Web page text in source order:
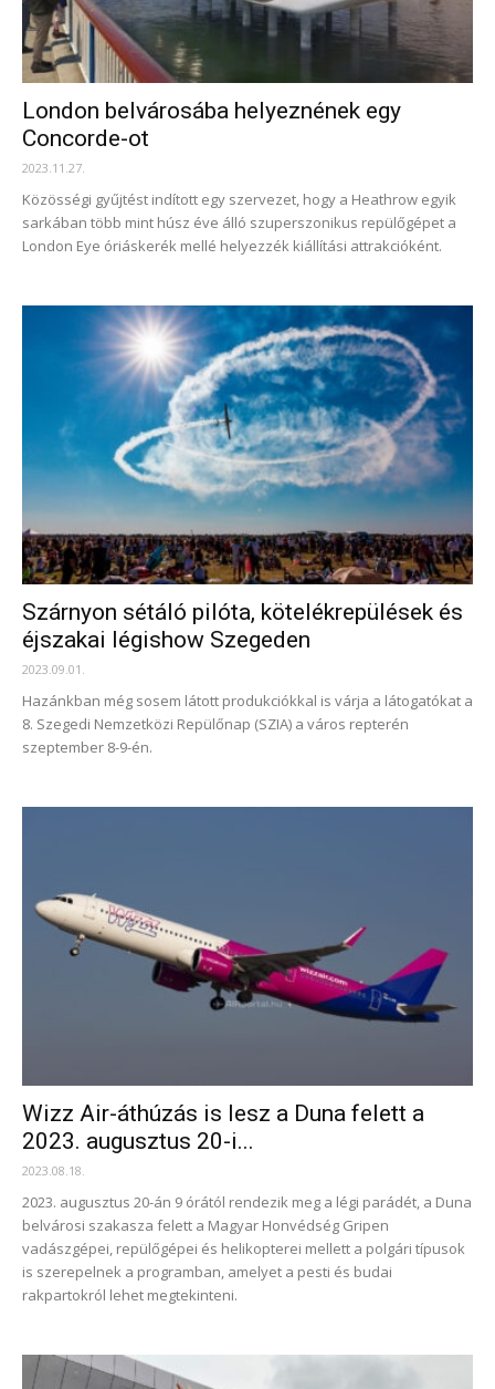
London belvárosába helyeznének egy
Concorde-ot
2023.11.27.
Közösségi gyűjtést indított egy szervezet, hogy a Heathrow egyik
sarkában több mint húsz éve álló szuperszonikus repülőgépet a
London Eye óriáskerék mellé helyezzék kiállítási attrakcióként.
Szárnyon sétáló pilóta, kötelékrepülések és
éjszakai légishow Szegeden
2023.09.01.
Hazánkban még sosem látott produkciókkal is várja a látogatókat a
8. Szegedi Nemzetközi Repülőnap (SZIA) a város repterén
szeptember 8-9-én.
Wizz Air-áthúzás is lesz a Duna felett a
2023. augusztus 20-i...
2023.08.18.
2023. augusztus 20-án 9 órától rendezik meg a légi parádét, a Duna
belvárosi szakasza felett a Magyar Honvédség Gripen
vadászgépei, repülőgépei és helikopterei mellett a polgári típusok
is szerepelnek a programban, amelyet a pesti és budai
rakpartokról lehet megtekinteni.